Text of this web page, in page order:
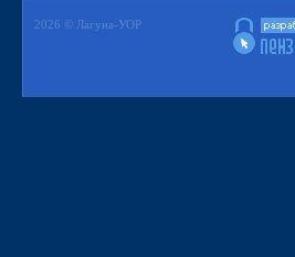
2026 © Лагуна-УОР